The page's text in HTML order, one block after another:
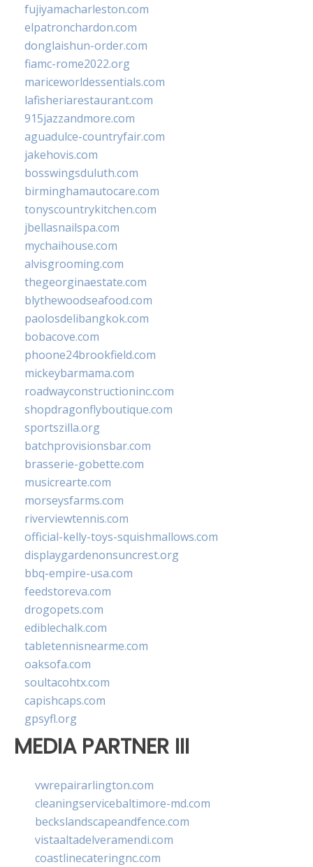
fujiyamacharleston.com
elpatronchardon.com
donglaishun-order.com
fiamc-rome2022.org
mariceworldessentials.com
lafisheriarestaurant.com
915jazzandmore.com
aguadulce-countryfair.com
jakehovis.com
bosswingsduluth.com
birminghamautocare.com
tonyscountrykitchen.com
jbellasnailspa.com
mychaihouse.com
alvisgrooming.com
thegeorginaestate.com
blythewoodseafood.com
paolosdelibangkok.com
bobacove.com
phoone24brookfield.com
mickeybarmama.com
roadwayconstructioninc.com
shopdragonflyboutique.com
sportszilla.org
batchprovisionsbar.com
brasserie-gobette.com
musicrearte.com
morseysfarms.com
riverviewtennis.com
official-kelly-toys-squishmallows.com
displaygardenonsuncrest.org
bbq-empire-usa.com
feedstoreva.com
drogopets.com
ediblechalk.com
tabletennisnearme.com
oaksofa.com
soultacohtx.com
capishcaps.com
gpsyfl.org
MEDIA PARTNER III
vwrepairarlington.com
cleaningservicebaltimore-md.com
beckslandscapeandfence.com
vistaaltadelveramendi.com
coastlinecateringnc.com